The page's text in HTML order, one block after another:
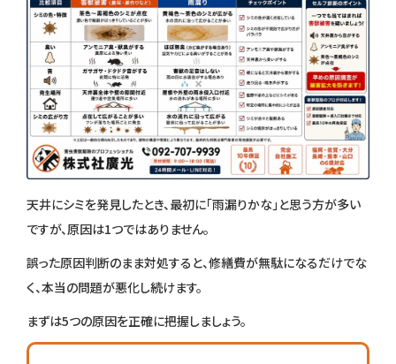
天井にシミを発見したとき、最初に「雨漏りかな」と思う方が多い
ですが、原因は1つではありません。
誤った原因判断のまま対処すると、修繕費が無駄になるだけでな
く、本当の問題が悪化し続けます。
まずは5つの原因を正確に把握しましょう。